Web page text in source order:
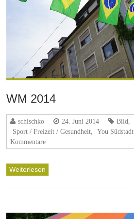
WM 2014
schischko 24. Juni 2014 Bild
Sport / Freizeit / Gesundheit
You Südstadt
Kommentare
Weiterlesen